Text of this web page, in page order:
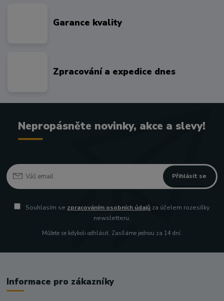
Garance kvality
Zpracování a expedice dnes
Nepropásněte novinky, akce a slevy!
Přihlásit se
Souhlasím se zpracováním osobních údajů za účelem rozesílky
newsletteru.
Můžete se kdykoli odhlásit. Zasíláme jednou za 14 dní.
Informace pro zákazníky